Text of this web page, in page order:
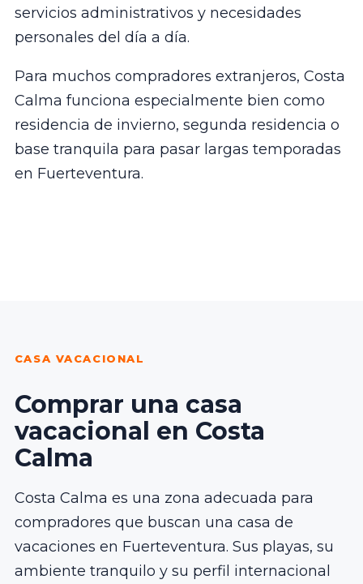
servicios administrativos y necesidades
personales del día a día.
Para muchos compradores extranjeros, Costa
Calma funciona especialmente bien como
residencia de invierno, segunda residencia o
base tranquila para pasar largas temporadas
en Fuerteventura.
CASA VACACIONAL
Comprar una casa
vacacional en Costa
Calma
Costa Calma es una zona adecuada para
compradores que buscan una casa de
vacaciones en Fuerteventura. Sus playas, su
ambiente tranquilo y su perfil internacional